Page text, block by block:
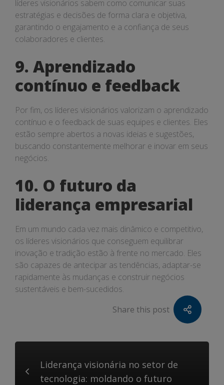
líderes visionários sabem como comunicar suas
estratégias e decisões de forma clara e objetiva,
garantindo o engajamento e a confiança de seus
colaboradores e clientes.
9. Aprendizado
contínuo e feedback
Por fim, os líderes visionários valorizam o aprendizado
contínuo e o feedback de suas equipes e clientes. Eles
estão sempre abertos a novas ideias e sugestões,
buscando constantemente melhorar e inovar em seus
negócios.
10. O futuro da
liderança empresarial
Em um mundo cada vez mais dinâmico e competitivo,
os líderes visionários que conseguem equilibrar
inovação e tradição estão à frente no mercado. Eles
são capazes de antecipar as tendências, adaptar-se
rapidamente às mudanças e construir negócios
sustentáveis e bem-sucedidos.
Share this post
Liderança visionária no setor de
tecnologia: moldando o futuro